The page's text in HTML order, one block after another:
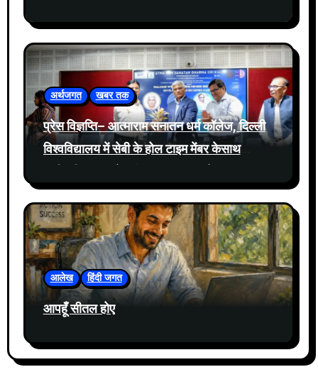
अर्थजगत खबर तक
प्रेस विज्ञप्ति– आत्माराम सनातन धर्म कॉलेज, दिल्ली
विश्वविद्यालय में सेबी के होल टाइम मेंबर केसाथ
आयोजित
आलेख हिंदी जगत
आपहूँ सीतल होए